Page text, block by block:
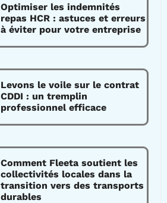
Optimiser les indemnités
repas HCR : astuces et erreurs
à éviter pour votre entreprise
Levons le voile sur le contrat
CDDI : un tremplin
professionnel efficace
Comment Fleeta soutient les
collectivités locales dans la
transition vers des transports
durables